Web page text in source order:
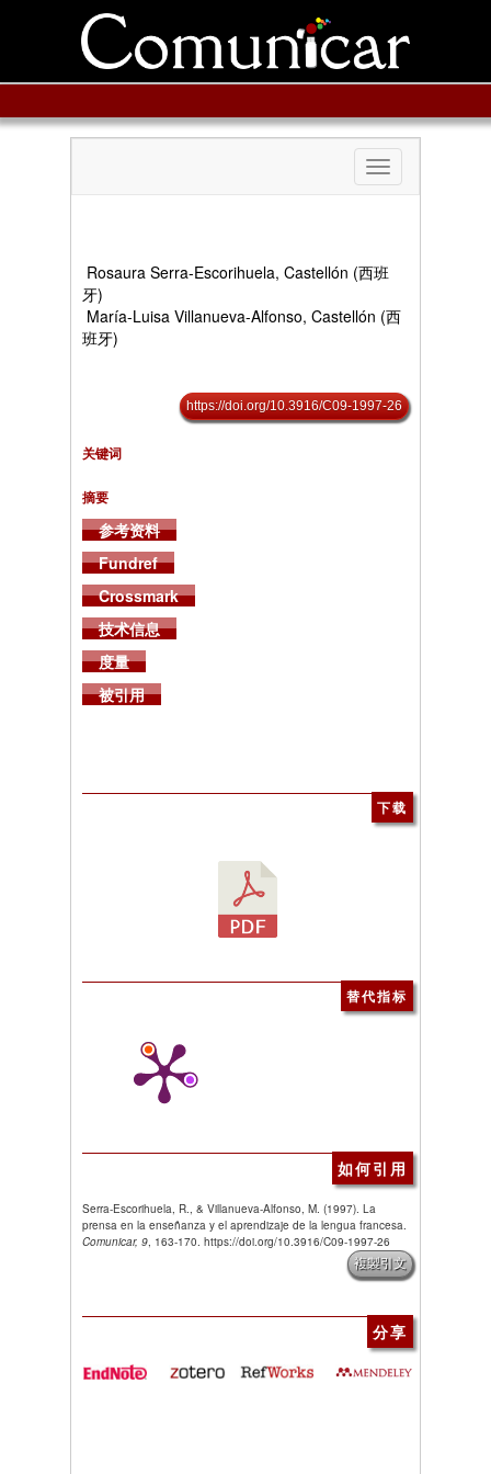
Toggle
navigation
Rosaura Serra-Escorihuela, Castellón (西班
牙)
María-Luisa Villanueva-Alfonso, Castellón (西
班牙)
https://doi.org/10.3916/C09-1997-26
关键词
摘要
参考资料
Fundref
Crossmark
技术信息
度量
被引用
下载
替代指标
如何引用
Serra-Escorihuela, R., & Villanueva-Alfonso, M. (1997). La
prensa en la enseñanza y el aprendizaje de la lengua francesa.
Comunicar, 9, 163-170. https://doi.org/10.3916/C09-1997-26
複製引文
分享